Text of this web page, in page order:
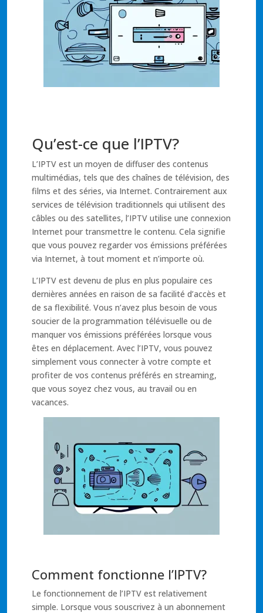
Qu’est-ce que l’IPTV?
L’IPTV est un moyen de diffuser des contenus
multimédias, tels que des chaînes de télévision, des
films et des séries, via Internet. Contrairement aux
services de télévision traditionnels qui utilisent des
câbles ou des satellites, l’IPTV utilise une connexion
Internet pour transmettre le contenu. Cela signifie
que vous pouvez regarder vos émissions préférées
via Internet, à tout moment et n’importe où.
L’IPTV est devenu de plus en plus populaire ces
dernières années en raison de sa facilité d’accès et
de sa flexibilité. Vous n’avez plus besoin de vous
soucier de la programmation télévisuelle ou de
manquer vos émissions préférées lorsque vous
êtes en déplacement. Avec l’IPTV, vous pouvez
simplement vous connecter à votre compte et
profiter de vos contenus préférés en streaming,
que vous soyez chez vous, au travail ou en
vacances.
Comment fonctionne l’IPTV?
Le fonctionnement de l’IPTV est relativement
simple. Lorsque vous souscrivez à un abonnement